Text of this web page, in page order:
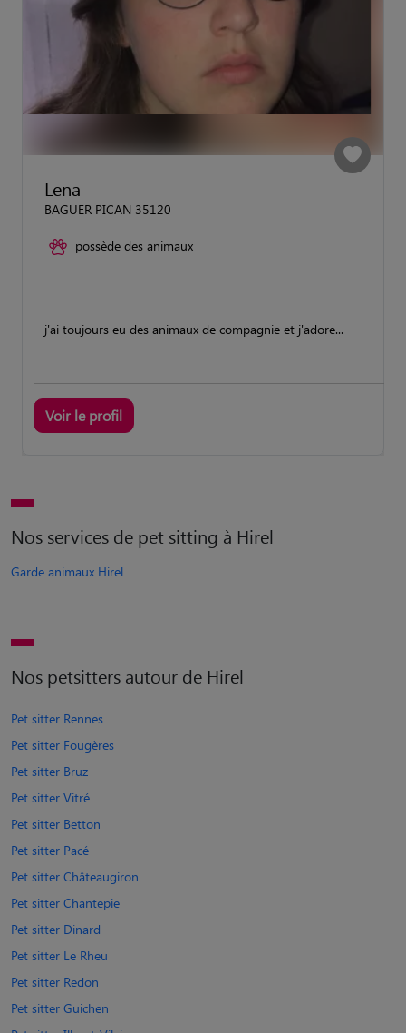
Lena
BAGUER PICAN 35120
possède des animaux
j'ai toujours eu des animaux de compagnie et j'adore...
Voir le profil
Nos services de pet sitting à Hirel
Garde animaux Hirel
Nos petsitters autour de Hirel
Pet sitter Rennes
Pet sitter Fougères
Pet sitter Bruz
Pet sitter Vitré
Pet sitter Betton
Pet sitter Pacé
Pet sitter Châteaugiron
Pet sitter Chantepie
Pet sitter Dinard
Pet sitter Le Rheu
Pet sitter Redon
Pet sitter Guichen